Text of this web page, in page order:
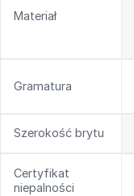
Materiał
Gramatura
Szerokość brytu
Certyfikat
niepalności